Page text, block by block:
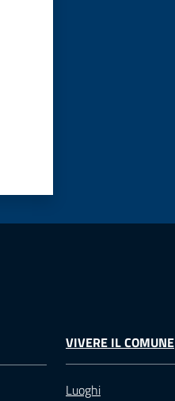
VIVERE IL COMUNE
Luoghi